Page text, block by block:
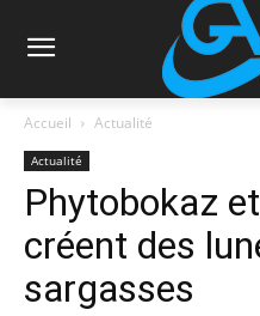
Accueil Actualité
Actualité
Phytobokaz
créent des
sargasses